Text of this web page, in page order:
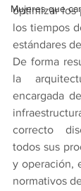
Mujeres que
optimizar los
los tiempos
estándares
De forma
la
encargada
correcto
todos sus
y operación,
normativos